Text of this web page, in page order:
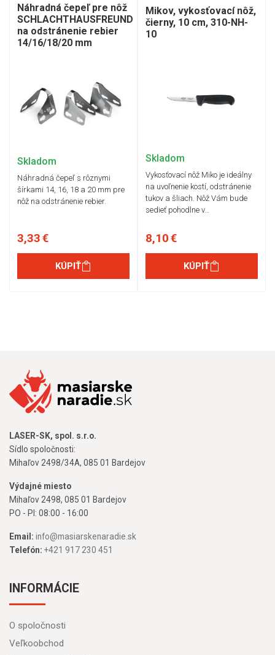
Náhradná čepeľ pre nôž
SCHLACHTHAUSFREUND
na odstránenie rebier
14/16/18/20 mm
Skladom
Náhradná čepeľ s rôznymi
šírkami 14, 16, 18 a 20 mm pre
nôž na odstránenie rebier.
3,33 €
KÚPIŤ
Mikov, vykosťovací nôž,
čierny, 10 cm, 310-NH-
10
Skladom
Vykosťovací nôž Miko je ideálny
na uvoľnenie kostí, odstránenie
tukov a šliach. Nôž Vám bude
sedieť pohodlne v…
8,10 €
KÚPIŤ
LASER-SK, spol. s.r.o.
Sídlo spoločnosti:
Mihaľov 2498/34A, 085 01 Bardejov
Výdajné miesto
Mihaľov 2498, 085 01 Bardejov
PO - PI: 08:00 - 16:00
Email: info@masiarskenaradie.sk
Telefón: +421 917 230 451
INFORMÁCIE
O spoločnosti
Veľkoobchod